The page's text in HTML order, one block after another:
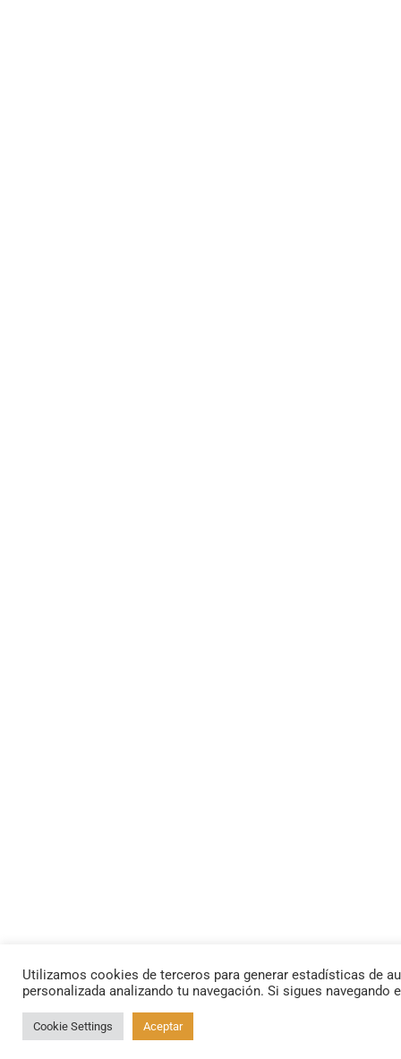
By using this site, you agree to thePrivacy Policy
Utilizamos cookies de terceros para generar estadísticas de
personalizada analizando tu navegación. Si sigues navegando
Cookie Settings Aceptar